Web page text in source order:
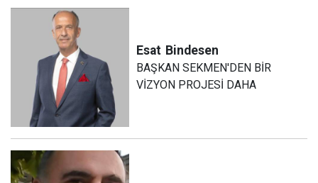
Esat Bindesen
BAŞKAN SEKMEN'DEN BİR
VİZYON PROJESİ DAHA